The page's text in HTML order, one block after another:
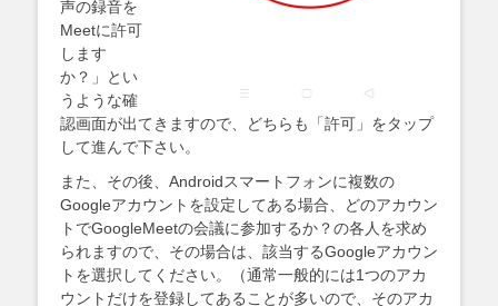
声の録音を
Meetに許可
します
か？」とい
うような確
認画面が出てきますので、どちらも「許可」をタップ
して進んで下さい。
また、その後、Androidスマートフォンに複数の
Googleアカウントを設定してある場合、どのアカウン
トでGoogleMeetの会議に参加するか？の各人を求め
られますので、その場合は、該当するGoogleアカウン
トを選択してください。（通常一般的には1つのアカ
ウントだけを登録してあることが多いので、そのアカ